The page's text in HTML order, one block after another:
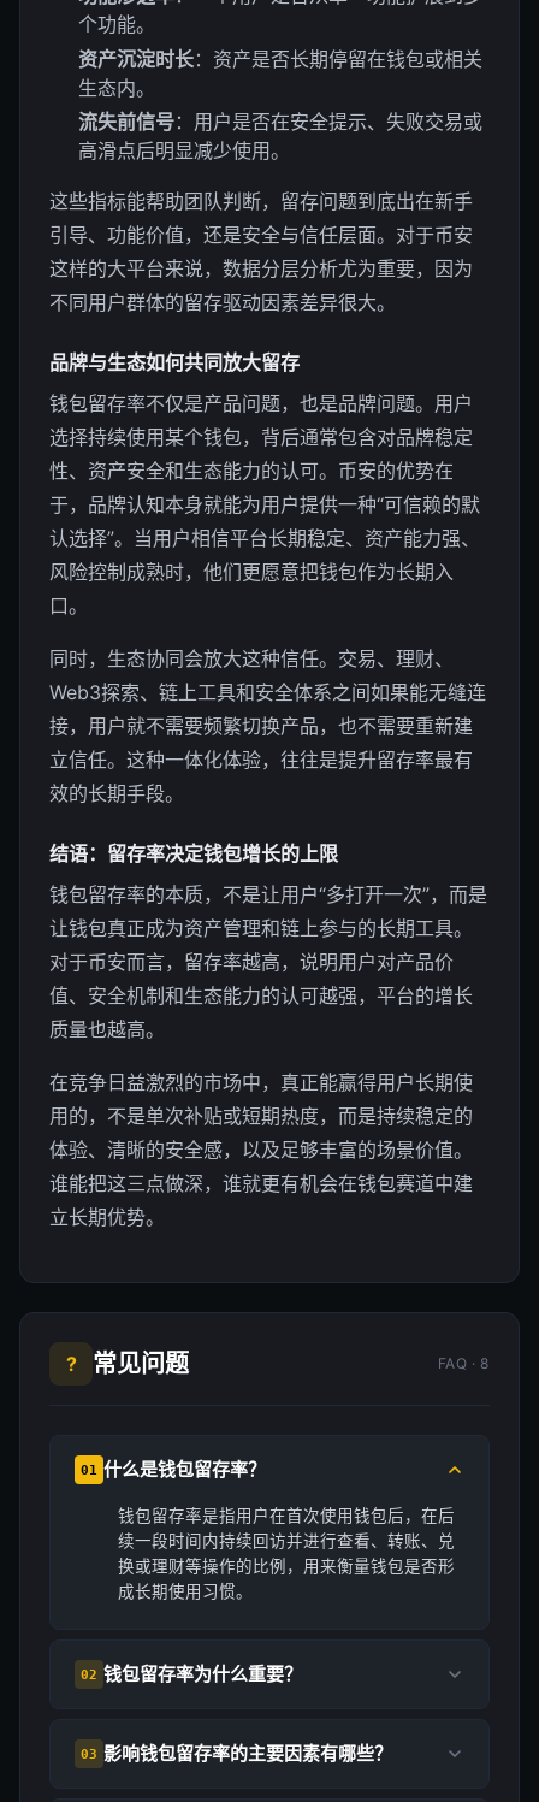
个功能。
资产沉淀时长：资产是否长期停留在钱包或相关
生态内。
流失前信号：用户是否在安全提示、失败交易或
高滑点后明显减少使用。
这些指标能帮助团队判断，留存问题到底出在新手
引导、功能价值，还是安全与信任层面。对于币安
这样的大平台来说，数据分层分析尤为重要，因为
不同用户群体的留存驱动因素差异很大。
品牌与生态如何共同放大留存
钱包留存率不仅是产品问题，也是品牌问题。用户
选择持续使用某个钱包，背后通常包含对品牌稳定
性、资产安全和生态能力的认可。币安的优势在
于，品牌认知本身就能为用户提供一种“可信赖的默
认选择”。当用户相信平台长期稳定、资产能力强、
风险控制成熟时，他们更愿意把钱包作为长期入
口。
同时，生态协同会放大这种信任。交易、理财、
Web3探索、链上工具和安全体系之间如果能无缝连
接，用户就不需要频繁切换产品，也不需要重新建
立信任。这种一体化体验，往往是提升留存率最有
效的长期手段。
结语：留存率决定钱包增长的上限
钱包留存率的本质，不是让用户“多打开一次”，而是
让钱包真正成为资产管理和链上参与的长期工具。
对于币安而言，留存率越高，说明用户对产品价
值、安全机制和生态能力的认可越强，平台的增长
质量也越高。
在竞争日益激烈的市场中，真正能赢得用户长期使
用的，不是单次补贴或短期热度，而是持续稳定的
体验、清晰的安全感，以及足够丰富的场景价值。
谁能把这三点做深，谁就更有机会在钱包赛道中建
立长期优势。
? 常见问题 FAQ · 8
01 什么是钱包留存率？
钱包留存率是指用户在首次使用钱包后，在后
续一段时间内持续回访并进行查看、转账、兑
换或理财等操作的比例，用来衡量钱包是否形
成长期使用习惯。
02 钱包留存率为什么重要？
03 影响钱包留存率的主要因素有哪些？